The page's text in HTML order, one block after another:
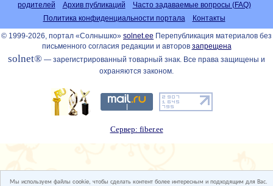
Мы используем файлы cookie, чтобы сделать контент более интересным и подходящим для Вас.
родителей
Архив публикаций
Часто задаваемые вопросы (FAQ)
Политика конфиденциальности портала
Контакты
© 1999-2026, портал «Солнышко» solnet.ee Перепубликация материалов без
письменного согласия редакции и авторов запрещена
solnet® — зарегистрированный товарный знак. Все права защищены и
охраняются законом.
Сервер: fiber.ee